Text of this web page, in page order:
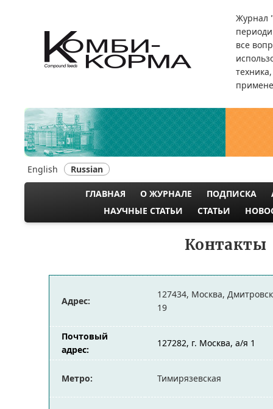
основному
содержанию
Журнал
все
English Russian
NAVIGATION
ГЛАВНАЯ О ЖУРНАЛЕ ПОДПИСКА
НАУЧНЫЕ СТАТЬИ
СТАТЬИ
Контакты
Адрес:
127434, Москва,
19
Почтовый
адрес:
127282, г. Москва, а/я 1
Метро: Тимирязевская